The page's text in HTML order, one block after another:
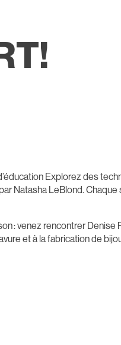
Explorez des
Natasha LeBlond.
: venez rencontrer Denise
et à la fabrication de